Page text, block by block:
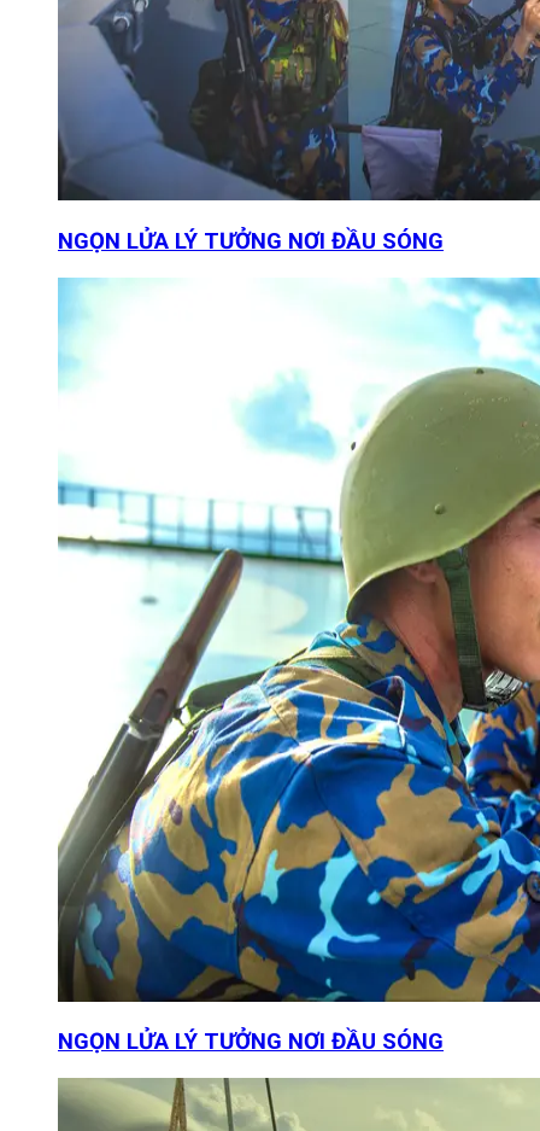
NGỌN LỬA LÝ TƯỞNG NƠI ĐẦU SÓNG
NGỌN LỬA LÝ TƯỞNG NƠI ĐẦU SÓNG